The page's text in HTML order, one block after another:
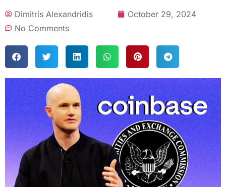
Dimitris Alexandridis
October 29, 2024
No Comments